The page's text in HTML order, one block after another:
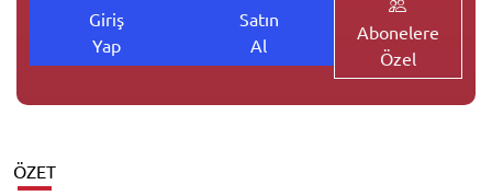
Giriş
Yap
Satın
Al
Abonelere
Özel
ÖZET